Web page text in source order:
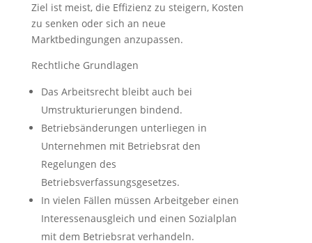
Ziel ist meist, die Effizienz zu steigern, Kosten
zu senken oder sich an neue
Marktbedingungen anzupassen.
Rechtliche Grundlagen
Das Arbeitsrecht bleibt auch bei
Umstrukturierungen bindend.
Betriebsänderungen unterliegen in
Unternehmen mit Betriebsrat den
Regelungen des
Betriebsverfassungsgesetzes.
In vielen Fällen müssen Arbeitgeber einen
Interessenausgleich und einen Sozialplan
mit dem Betriebsrat verhandeln.